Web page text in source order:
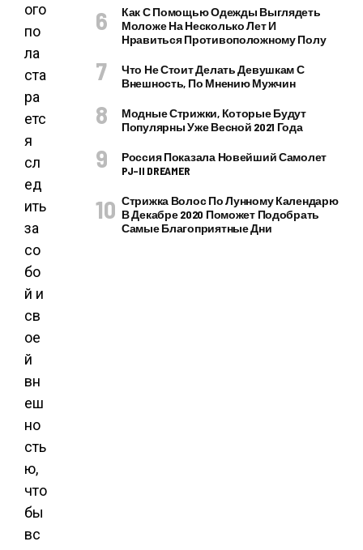
ого
по
ла
ста
ра
етс
я
сл
ед
ить
за
со
бо
й и
св
ое
й
вн
еш
но
сть
ю,
что
бы
вс
Как С Помощью Одежды Выглядеть
Моложе На Несколько Лет И
Нравиться Противоположному Полу
Что Не Стоит Делать Девушкам С
Внешность, По Мнению Мужчин
Модные Стрижки, Которые Будут
Популярны Уже Весной 2021 Года
Россия Показала Новейший Самолет
PJ–II DREAMER
Стрижка Волос По Лунному Календарю
В Декабре 2020 Поможет Подобрать
Самые Благоприятные Дни